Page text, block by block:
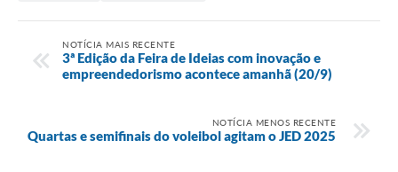
NOTÍCIA MAIS RECENTE
3ª Edição da Feira de Ideias com inovação e
empreendedorismo acontece amanhã (20/9)
NOTÍCIA MENOS RECENTE
Quartas e semifinais do voleibol agitam o JED 2025